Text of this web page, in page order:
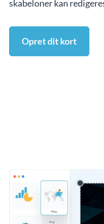
skabeloner kan
Opret dit kort